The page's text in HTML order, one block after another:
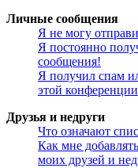
Личные сообщения
Я не могу
Я постоянно
сообщения!
Я получил спам
этой
Друзья и недруги
Что означают
Как мне
моих друзей и